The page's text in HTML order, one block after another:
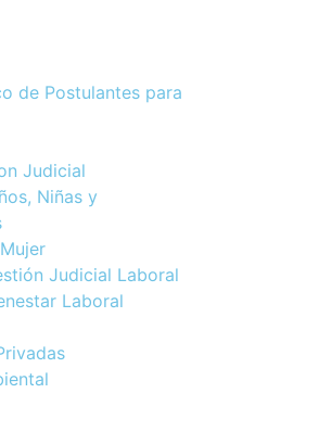
de Postulantes para
Judicial
Niñas y
Judicial Laboral
Laboral